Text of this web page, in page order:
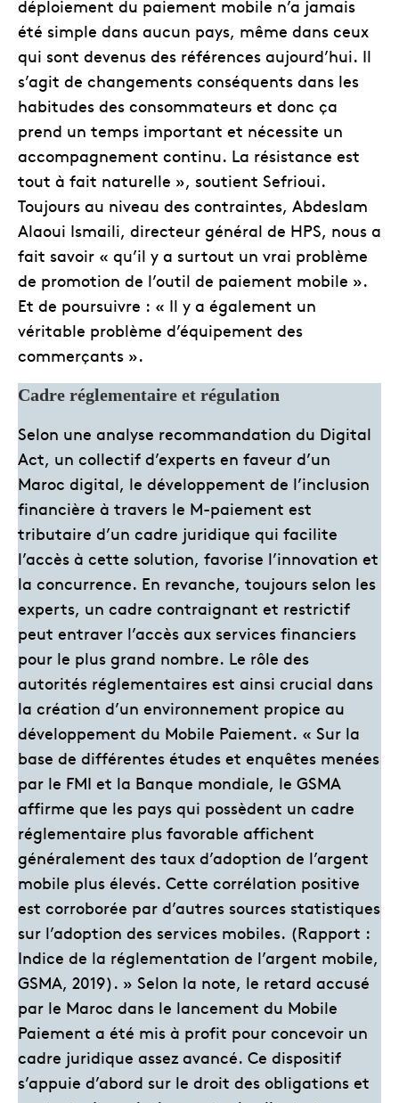
déploiement du paiement mobile n’a jamais
été simple dans aucun pays, même dans ceux
qui sont devenus des références aujourd’hui. Il
s’agit de changements conséquents dans les
habitudes des consommateurs et donc ça
prend un temps important et nécessite un
accompagnement continu. La résistance est
tout à fait naturelle », soutient Sefrioui.
Toujours au niveau des contraintes, Abdeslam
Alaoui Ismaili, directeur général de HPS, nous a
fait savoir « qu’il y a surtout un vrai problème
de promotion de l’outil de paiement mobile ».
Et de poursuivre : « Il y a également un
véritable problème d’équipement des
commerçants ».
Cadre réglementaire et régulation
Selon une analyse recommandation du Digital
Act, un collectif d’experts en faveur d’un
Maroc digital, le développement de l’inclusion
financière à travers le M-paiement est
tributaire d’un cadre juridique qui facilite
l’accès à cette solution, favorise l’innovation et
la concurrence. En revanche, toujours selon les
experts, un cadre contraignant et restrictif
peut entraver l’accès aux services financiers
pour le plus grand nombre. Le rôle des
autorités réglementaires est ainsi crucial dans
la création d’un environnement propice au
développement du Mobile Paiement. « Sur la
base de différentes études et enquêtes menées
par le FMI et la Banque mondiale, le GSMA
affirme que les pays qui possèdent un cadre
réglementaire plus favorable affichent
généralement des taux d’adoption de l’argent
mobile plus élevés. Cette corrélation positive
est corroborée par d’autres sources statistiques
sur l’adoption des services mobiles. (Rapport :
Indice de la réglementation de l’argent mobile,
GSMA, 2019). » Selon la note, le retard accusé
par le Maroc dans le lancement du Mobile
Paiement a été mis à profit pour concevoir un
cadre juridique assez avancé. Ce dispositif
s’appuie d’abord sur le droit des obligations et